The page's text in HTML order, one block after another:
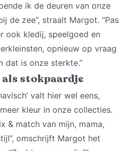
ik de deuren van onze
de zee”, straalt Margot. “Pas
ook kledij, speelgoed en
opnieuw op vraag
dat is onze sterkte.”
stokpaardje
valt hier wel eens,
kleur in onze collecties.
& match van mijn, mama,
omschrijft Margot het